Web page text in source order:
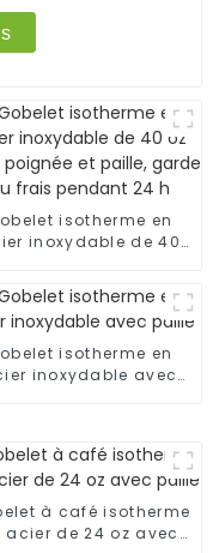
isotherme en
inoxydable de 40
au frais pendant
24 h
isotherme en
inoxydable avec
à café isotherme
acier de 24 oz avec